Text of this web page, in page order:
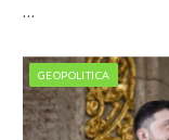
…
GEOPOLITICA